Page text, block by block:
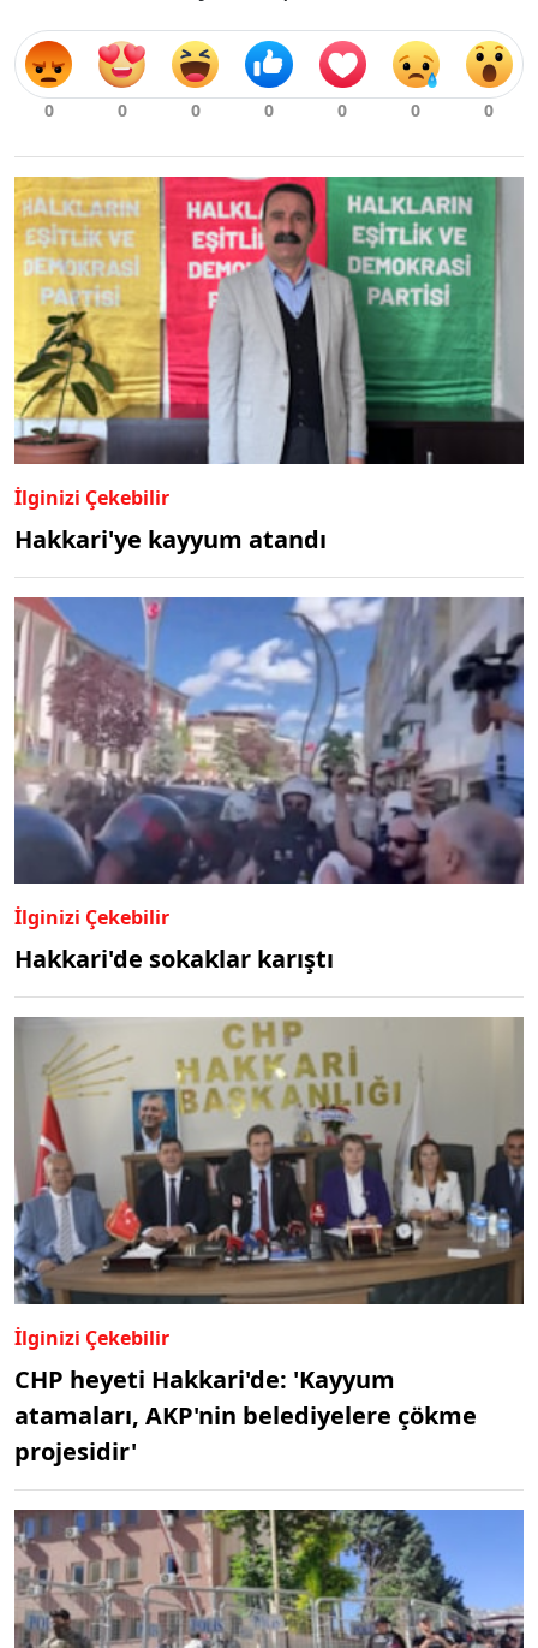
İlginizi Çekebilir
Hakkari'ye kayyum atandı
İlginizi Çekebilir
Hakkari'de sokaklar karıştı
İlginizi Çekebilir
CHP heyeti Hakkari'de: 'Kayyum
atamaları, AKP'nin belediyelere çökme
projesidir'